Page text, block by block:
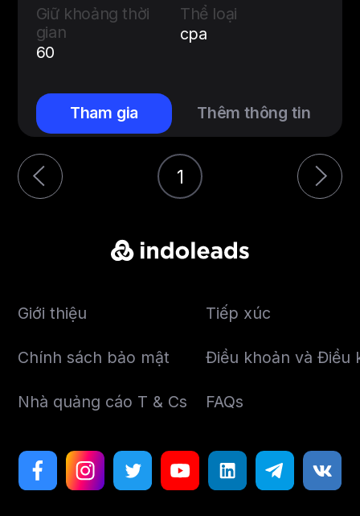
Giữ khoảng thời
gian
60
Thể loại
cpa
Tham gia Thêm thông tin
1
Giới thiệu Tiếp xúc
Chính sách bảo mật Điều khoản và Điều
Nhà quảng cáo T & Cs FAQs